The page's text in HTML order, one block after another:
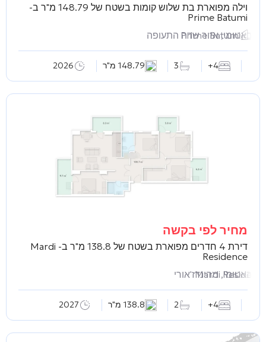
וילה מפוארת בת שלוש קומות בשטח של 148.79 מ"ר ב-
Prime Batumi
באטומי, אזור שדה התעופה
Prime Batumi
4+
3 148.79 מ"ר 2026
מחיר לפי בקשה
דירת 4 חדרים מפוארת בשטח של 138.8 מ"ר ב-
Mardi
Residence
באטומי, מהינדז'אורי
Mardi
4+
2 138.8 מ"ר 2027